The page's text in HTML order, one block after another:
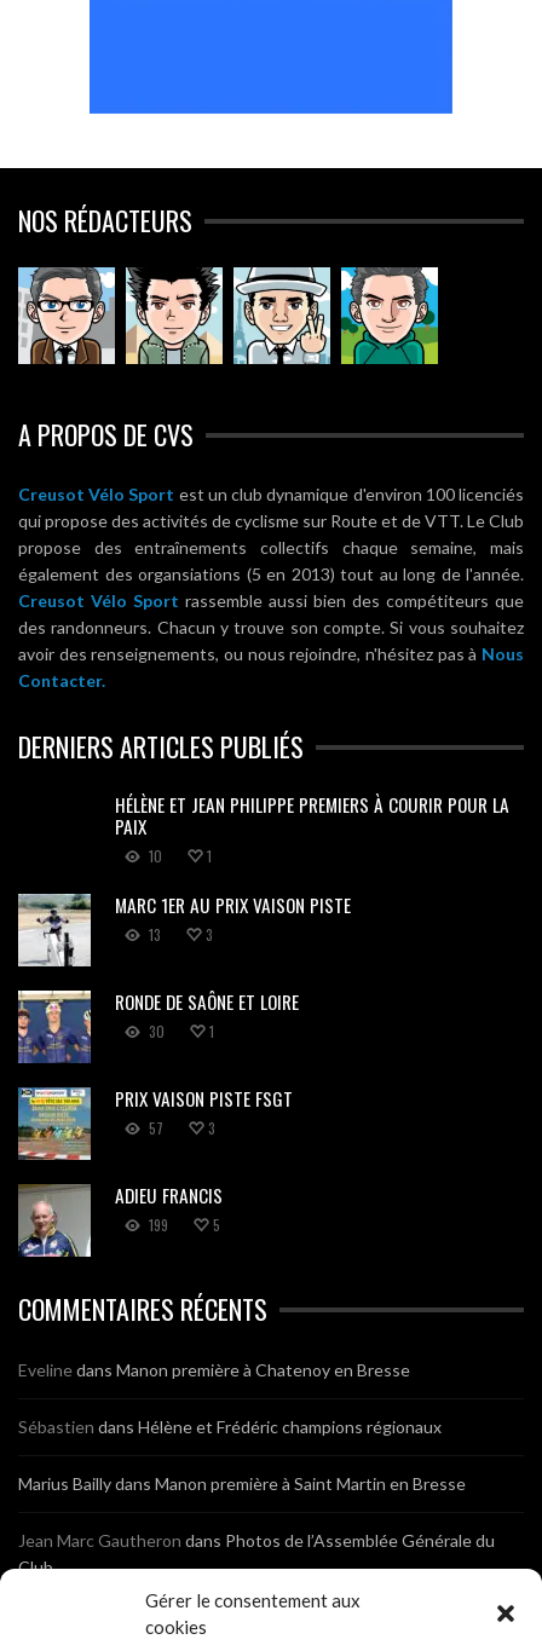
Gérer le consentement aux
cookies
NOS RÉDACTEURS
A PROPOS DE CVS
Creusot Vélo Sport est un club dynamique d'environ 100 licenciés
qui propose des activités de cyclisme sur Route et de VTT. Le Club
propose des entraînements collectifs chaque semaine, mais
également des organsiations (5 en 2013) tout au long de l'année.
Creusot Vélo Sport rassemble aussi bien des compétiteurs que
des randonneurs. Chacun y trouve son compte. Si vous souhaitez
avoir des renseignements, ou nous rejoindre, n'hésitez pas à Nous
Contacter.
DERNIERS ARTICLES PUBLIÉS
HÉLÈNE ET JEAN PHILIPPE PREMIERS À COURIR POUR LA
PAIX
10 1
MARC 1ER AU PRIX VAISON PISTE
13 3
RONDE DE SAÔNE ET LOIRE
30 1
PRIX VAISON PISTE FSGT
57 3
ADIEU FRANCIS
199 5
COMMENTAIRES RÉCENTS
Evelinedans Manon première à Chatenoy en Bresse
Sébastien dans Hélène et Frédéric champions régionaux
Marius Baillydans Manon première à Saint Martin en Bresse
Jean Marc Gautheron dans Photos de l’Assemblée Générale du
Club
Photos de l’Assemblée Générale du Club